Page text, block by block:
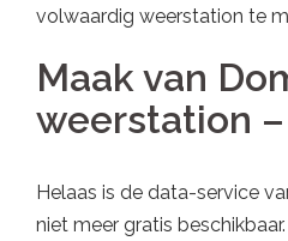
volwaardig weerstation
Maak van
weerstation –
Helaas is de data-service
niet meer gratis